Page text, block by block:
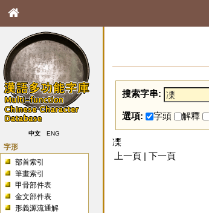
中文 ENG
字形
部首索引
筆畫索引
甲骨部件表
金文部件表
形義源流通解
搜索字串:
選項: 字頭 解釋
凓
上一頁 | 下一頁